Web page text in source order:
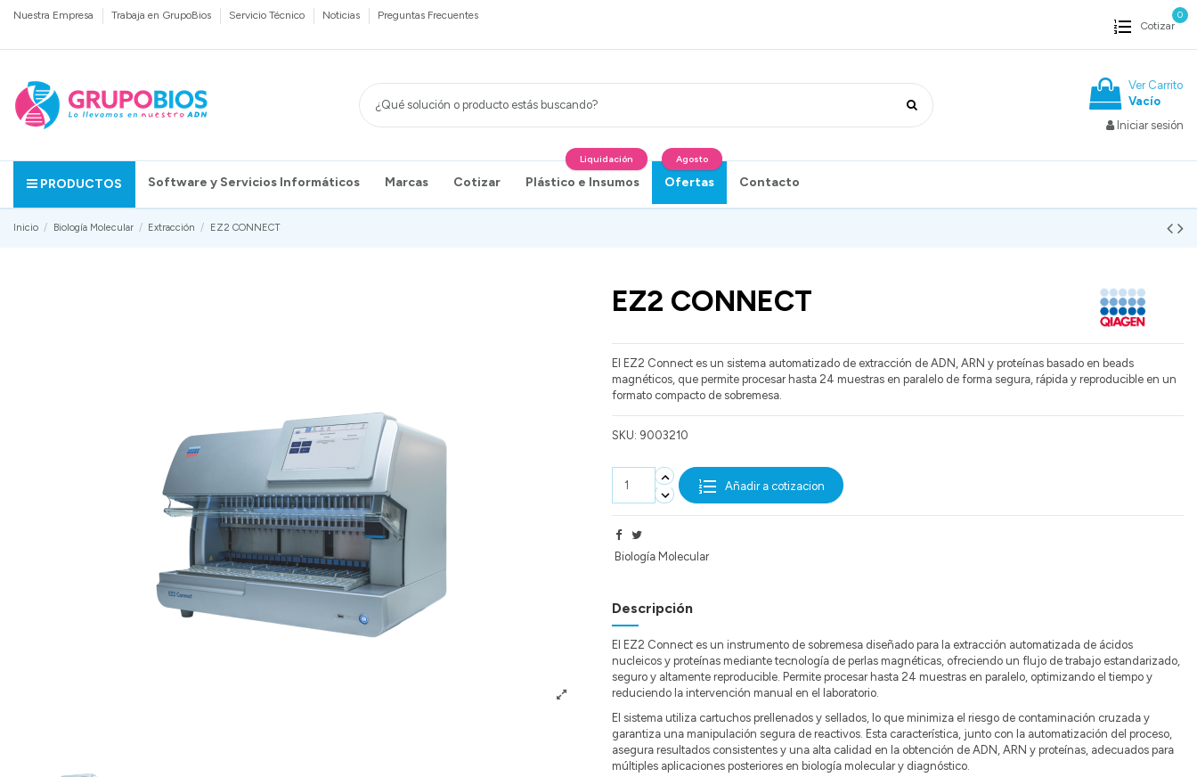
Nuestra Empresa Trabaja en GrupoBios Servicio Técnico Noticias
Preguntas Frecuentes
Cotizar
0
Ver Carrito
Vacío
Iniciar sesión
PRODUCTOS Software y Servicios Informáticos Marcas Cotizar Plástico e Insumos
Liquidación
Ofertas
Agosto
Contacto
Inicio Biología Molecular Extracción EZ2 CONNECT
EZ2 CONNECT
El EZ2 Connect es un sistema automatizado de extracción de ADN, ARN y proteínas basado en beads
magnéticos, que permite procesar hasta 24 muestras en paralelo de forma segura, rápida y reproducible en un
formato compacto de sobremesa.
SKU: 9003210
Añadir a cotizacion
Biología Molecular
Descripción
El EZ2 Connect es un instrumento de sobremesa diseñado para la extracción automatizada de ácidos
nucleicos y proteínas mediante tecnología de perlas magnéticas, ofreciendo un flujo de trabajo estandarizado,
seguro y altamente reproducible. Permite procesar hasta 24 muestras en paralelo, optimizando el tiempo y
reduciendo la intervención manual en el laboratorio.
El sistema utiliza cartuchos prellenados y sellados, lo que minimiza el riesgo de contaminación cruzada y
garantiza una manipulación segura de reactivos. Esta característica, junto con la automatización del proceso,
asegura resultados consistentes y una alta calidad en la obtención de ADN, ARN y proteínas, adecuados para
múltiples aplicaciones posteriores en biología molecular y diagnóstico.